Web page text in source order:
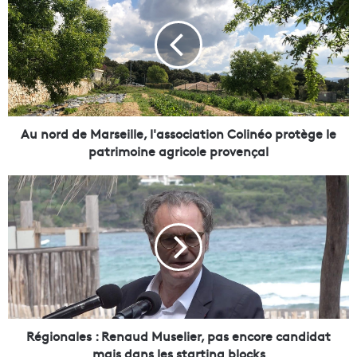
n
o
r
d
d
e
M
e
i
l
l
e
,
l
'
a
Au nord de Marseille, l'association Colinéo protège le
patrimoine agricole provençal
R
é
g
o
n
a
l
e
Régionales : Renaud Muselier, pas encore candidat
mais dans les starting blocks